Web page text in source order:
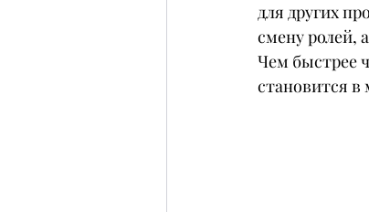
для других
смену ролей,
Чем быстрее
становится в